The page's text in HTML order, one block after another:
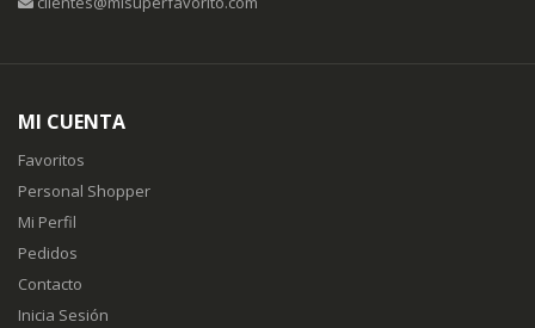
MI CUENTA
Favoritos
Personal Shopper
Mi Perfil
Pedidos
Contacto
Inicia Sesión